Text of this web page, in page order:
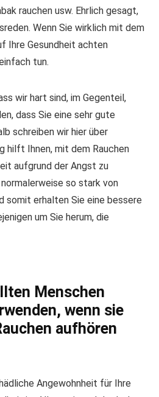
rauchen usw. Ehrlich gesagt,
Wenn Sie wirklich mit dem
Ihre Gesundheit achten
tun.
wir hart sind, im Gegenteil,
dass Sie eine sehr gute
schreiben wir hier über
hilft Ihnen, mit dem Rauchen
aufgrund der Angst zu
so stark von
somit erhalten Sie eine bessere
um Sie herum, die
Menschen
wenn sie
aufhören
Angewohnheit für Ihre